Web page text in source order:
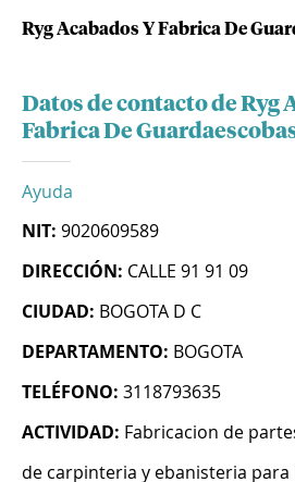
Ryg Acabados Y Fabrica De
Datos de contacto de Ryg
Fabrica De Guardaescobas
Ayuda
NIT: 9020609589
DIRECCIÓN: CALLE 91 91 09
CIUDAD: BOGOTA D C
DEPARTAMENTO: BOGOTA
TELÉFONO: 3118793635
ACTIVIDAD: Fabricacion de
de carpinteria y ebanisteria